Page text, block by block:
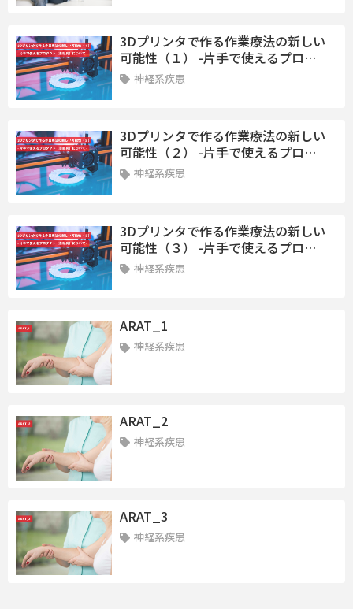
3Dプリンタで作る作業療法の新しい
可能性（１） -片手で使えるプロ…
神経系疾患
3Dプリンタで作る作業療法の新しい
可能性（２） -片手で使えるプロ…
神経系疾患
3Dプリンタで作る作業療法の新しい
可能性（３） -片手で使えるプロ…
神経系疾患
ARAT_1
神経系疾患
ARAT_2
神経系疾患
ARAT_3
神経系疾患